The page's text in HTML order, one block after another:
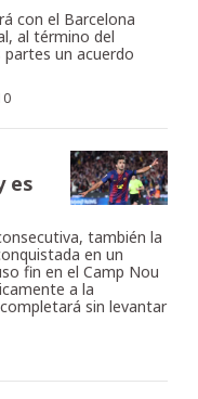
con el Barcelona
al término del
un acuerdo
es
también la
en un
fin en el Camp Nou
a la
sin levantar